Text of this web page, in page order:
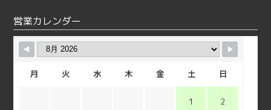
営業カレンダー
月 火 水 木 金 土 日
1 2